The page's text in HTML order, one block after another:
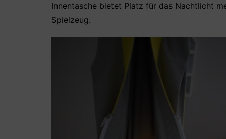
Innentasche bietet Platz für das Nachtlicht
Spielzeug.